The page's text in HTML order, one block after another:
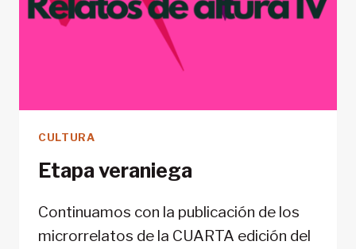
CULTURA
Etapa veraniega
Continuamos con la publicación de los
microrrelatos de la CUARTA edición del